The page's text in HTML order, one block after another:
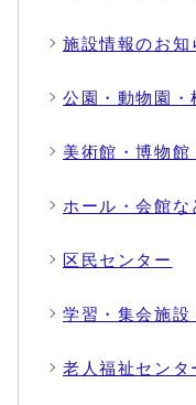
施設情報のお知
公園・動物園・
美術館・博物
ホール・会館な
区民センター
学習・集会施設
老人福祉センタ